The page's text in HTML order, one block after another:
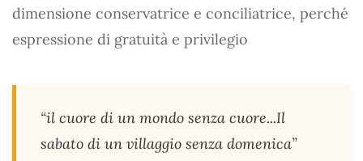
dimensione conservatrice e conciliatrice, perché
espressione di gratuità e privilegio
“il cuore di un mondo senza cuore...Il
sabato di un villaggio senza domenica”